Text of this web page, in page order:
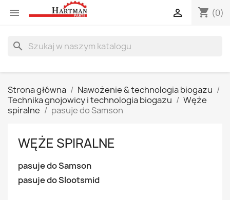
 shopping_cart (0)

search
Strona główna
Nawożenie & technologia biogazu
Technika gnojowicy i technologia biogazu
Węże
spiralne
pasuje do Samson
WĘŻE SPIRALNE
pasuje do Samson
pasuje do Slootsmid